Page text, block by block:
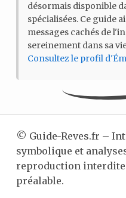
désormais disponible
spécialisées. Ce guide
messages cachés de
sereinement dans sa
Consultez le profil
© Guide-Reves.fr –
symbolique et
reproduction
préalable.